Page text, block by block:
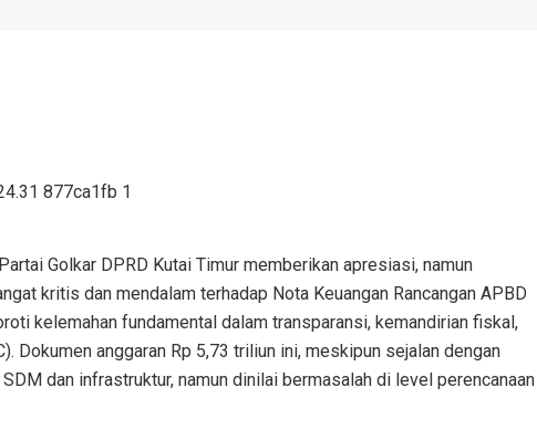
Golkar DPRD Kutai Timur memberikan apresiasi, namun
kritis dan mendalam terhadap Nota Keuangan Rancangan APBD
kelemahan fundamental dalam transparansi, kemandirian fiskal,
Dokumen anggaran Rp 5,73 triliun ini, meskipun sejalan dengan
dan infrastruktur, namun dinilai bermasalah di level perencanaan